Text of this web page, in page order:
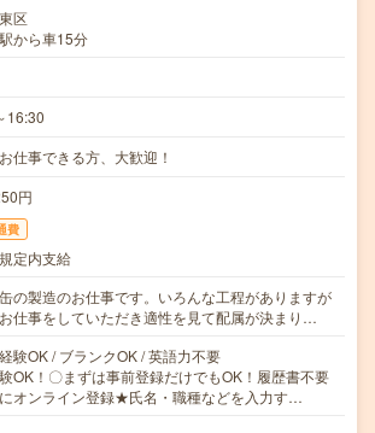
区
から車15分
16:30
仕事できる方、大歓迎！
円
費
定内支給
の製造のお仕事です。いろんな工程がありますが
仕事をしていただき適性を見て配属が決まり…
験OK / ブランクOK / 英語力不要
OK！〇まずは事前登録だけでもOK！履歴書不要
オンライン登録★氏名・職種などを入力す…